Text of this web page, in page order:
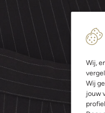
Wij,
Wij
jouw